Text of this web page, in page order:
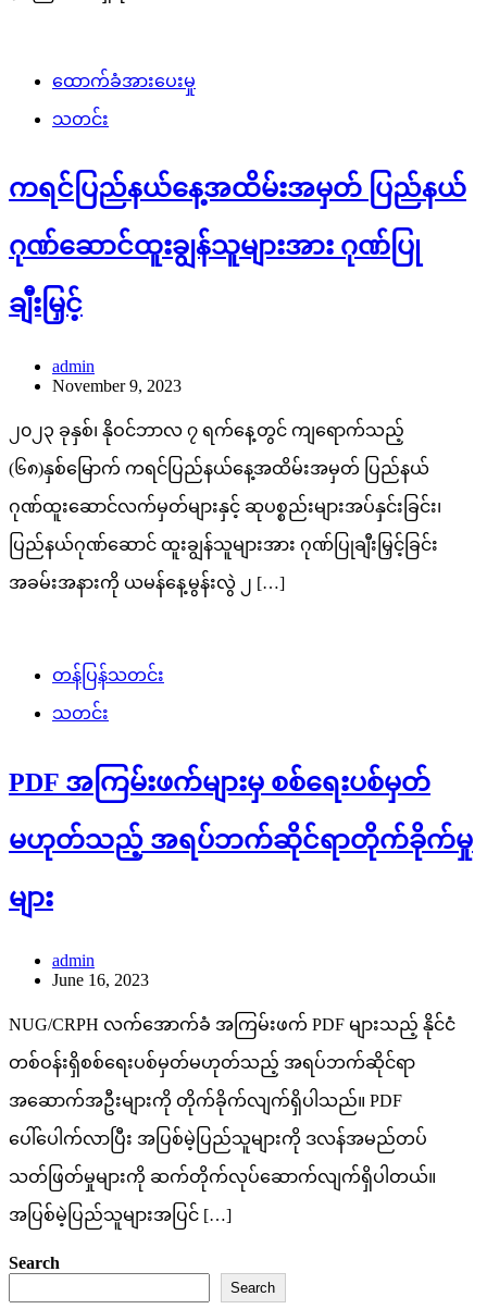
ထောက်ခံအားပေးမှု
သတင်း
ကရင်ပြည်နယ်နေ့အထိမ်းအမှတ် ပြည်နယ်
ဂုဏ်ဆောင်ထူးချွန်သူများအား ဂုဏ်ပြု
ချီးမြှင့်
admin
November 9, 2023
၂၀၂၃ ခုနှစ်၊ နိုဝင်ဘာလ ၇ ရက်နေ့တွင် ကျရောက်သည့်
(၆၈)နှစ်မြောက် ကရင်ပြည်နယ်နေ့အထိမ်းအမှတ် ပြည်နယ်
ဂုဏ်ထူးဆောင်လက်မှတ်များနှင့် ဆုပစ္စည်းများအပ်နှင်းခြင်း၊
ပြည်နယ်ဂုဏ်ဆောင် ထူးချွန်သူများအား ဂုဏ်ပြုချီးမြှင့်ခြင်း
အခမ်းအနားကို ယမန်နေ့မွန်းလွဲ ၂ […]
တန်ပြန်သတင်း
သတင်း
PDF အကြမ်းဖက်များမှ စစ်ရေးပစ်မှတ်
မဟုတ်သည့် အရပ်ဘက်ဆိုင်ရာတိုက်ခိုက်မှု
များ
admin
June 16, 2023
NUG/CRPH လက်အောက်ခံ အကြမ်းဖက် PDF များသည့် နိုင်ငံ
တစ်ဝန်းရှိစစ်ရေးပစ်မှတ်မဟုတ်သည့် အရပ်ဘက်ဆိုင်ရာ
အဆောက်အဦးများကို တိုက်ခိုက်လျက်ရှိပါသည်။ PDF
ပေါ်ပေါက်လာပြီး အပြစ်မဲ့ပြည်သူများကို ဒလန်အမည်တပ်
သတ်ဖြတ်မှုများကို ဆက်တိုက်လုပ်ဆောက်လျက်ရှိပါတယ်။
အပြစ်မဲ့ပြည်သူများအပြင် […]
Search
Search